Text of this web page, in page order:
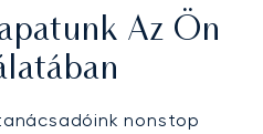
Az Ön
nonstop